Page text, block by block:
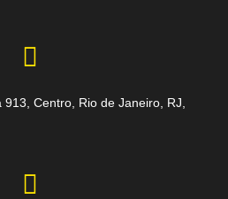
Centro, Rio de Janeiro, RJ,